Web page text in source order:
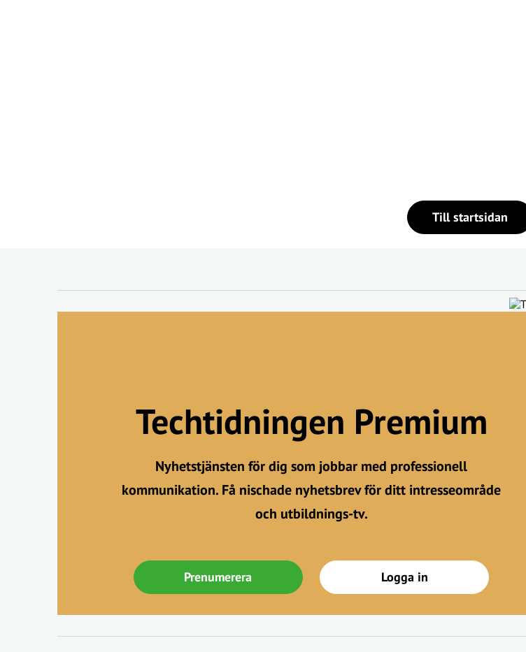
Till startsidan
Techtidningen Premium
Nyhetstjänsten för dig som jobbar med professionell
kommunikation. Få nischade nyhetsbrev för ditt intresseområde
och utbildnings-tv.
Prenumerera Logga in